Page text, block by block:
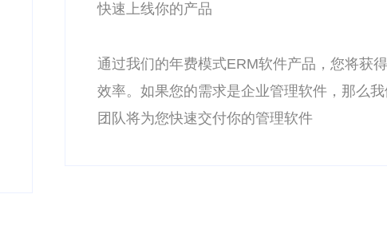
减少人力开支
通过企业业务管理软件，替代部分可重复执行
企业信息化建设是发展中不可获取的部分，
整体企业运营整体信息化解决方案